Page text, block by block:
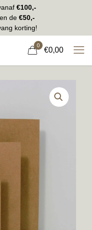
€100,-
de €50,-
korting!
0
€0,00